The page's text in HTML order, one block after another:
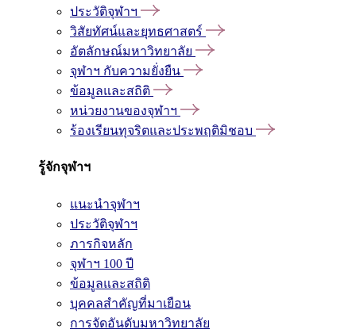
ประวัติจุฬาฯ
วิสัยทัศน์และยุทธศาสตร์
อัตลักษณ์มหาวิทยาลัย
จุฬาฯ กับความยั่งยืน
ข้อมูลและสถิติ
หน่วยงานของจุฬาฯ
ร้องเรียนทุจริตและประพฤติมิชอบ
รู้จักจุฬาฯ
แนะนำจุฬาฯ
ประวัติจุฬาฯ
ภารกิจหลัก
จุฬาฯ 100 ปี
ข้อมูลและสถิติ
บุคคลสำคัญที่มาเยือน
การจัดอันดับมหาวิทยาลัย